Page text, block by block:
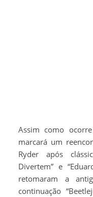
Assim como
marcará um
Ryder após
Divertem” e
retomaram a
continuação